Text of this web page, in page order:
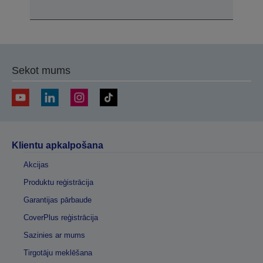
Sekot mums
Klientu apkalpošana
Akcijas
Produktu reģistrācija
Garantijas pārbaude
CoverPlus reģistrācija
Sazinies ar mums
Tirgotāju meklēšana